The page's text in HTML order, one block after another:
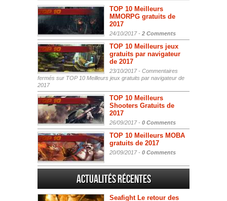
TOP 10 Meilleurs
MMORPG gratuits de
2017
24/10/2017 - 2 Comments
TOP 10 Meilleurs jeux
gratuits par navigateur
de 2017
23/10/2017 - Commentaires
fermés sur TOP 10 Meilleurs jeux gratuits par navigateur de
2017
TOP 10 Meilleurs
Shooters Gratuits de
2017
26/09/2017 - 0 Comments
TOP 10 Meilleurs MOBA
gratuits de 2017
20/09/2017 - 0 Comments
Actualités Récentes
Seafight Le retour des